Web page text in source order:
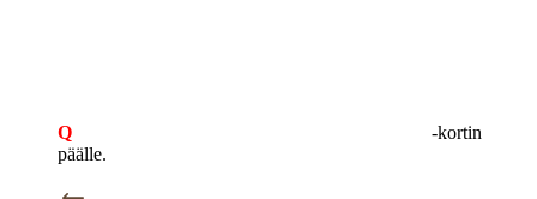
Q
-kortin
päälle.